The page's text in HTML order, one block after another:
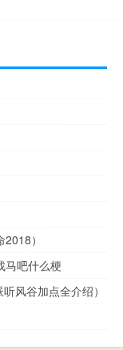
）
马吧什么梗
风谷加点全介绍）